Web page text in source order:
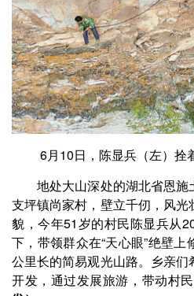
6月10日，陈显兵（左）拴着
地处大山深处的湖北省恩施
支坪镇尚家村，壁立千仞，风
貌，今年51岁的村民陈显兵从
下，带领群众在“天心眼”绝壁
公里长的简易观光山路。乡亲
开发，通过发展旅游，带动村民